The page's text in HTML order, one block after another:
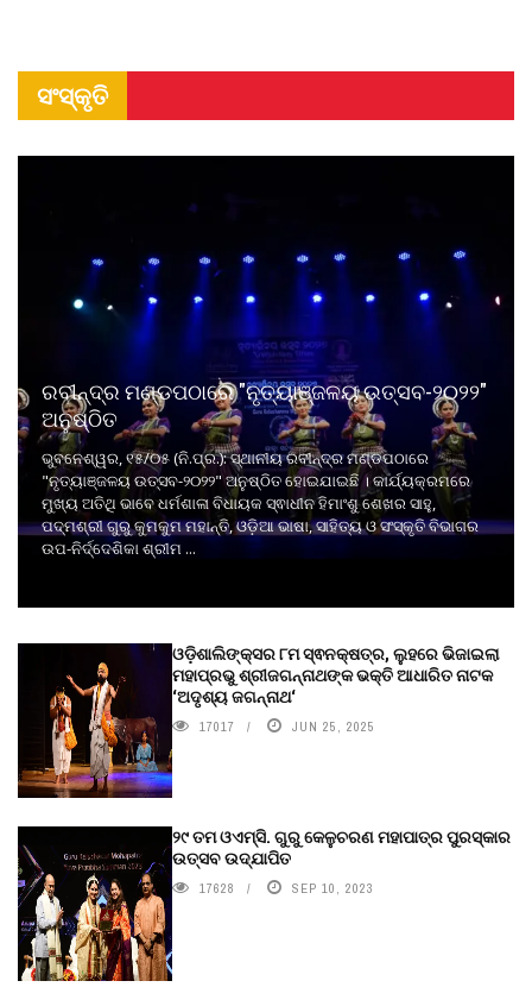
ସଂସ୍କୃତି
ରବୀନ୍ଦ୍ର ମଣ୍ଡପଠାରେ "ନୃତ୍ୟାଞ୍ଜଳୟ ଉତ୍ସବ-୨୦୨୨"
ଅନୁଷ୍ଠିତ
ଭୁବନେଶ୍ୱର, ୧୫/୦୫ (ନି.ପ୍ର.): ସ୍ଥାନୀୟ ରବୀନ୍ଦ୍ର ମଣ୍ଡପଠାରେ
"ନୃତ୍ୟାଞ୍ଜଳୟ ଉତ୍ସବ-୨୦୨୨" ଅନୁଷ୍ଠିତ ହୋଇଯାଇଛି । କାର୍ଯ୍ୟକ୍ରମରେ
ମୁଖ୍ୟ ଅତିଥି ଭାବେ ଧର୍ମଶାଳା ବିଧାୟକ ସ୍ଵାଧୀନ ହିମାଂଶୁ ଶେଖର ସାହୁ,
ପଦ୍ମଶ୍ରୀ ଗୁରୁ କୁମକୁମ ମହାନ୍ତି, ଓଡ଼ିଆ ଭାଷା, ସାହିତ୍ୟ ଓ ସଂସ୍କୃତି ବିଭାଗର
ଉପ-ନିର୍ଦ୍ଦେଶିକା ଶ୍ରୀମ ...
ଓଡ଼ିଶାଲିଙ୍କ୍ସର ୮ମ ସ୍ଵନକ୍ଷତ୍ର, ଲୁହରେ ଭିଜାଇଲା
ମହାପ୍ରଭୁ ଶ୍ରୀଜଗନ୍ନାଥଙ୍କ ଭକ୍ତି ଆଧାରିତ ନାଟକ
‘ଅଦୃଶ୍ୟ ଜଗନ୍ନାଥ‘
17017 JUN 25, 2025
୨୯ ତମ ଓଏମ୍‌ସି. ଗୁରୁ କେଳୁଚରଣ ମହାପାତ୍ର ପୁରସ୍କାର
ଉତ୍ସବ ଉଦ୍‍ଯାପିତ
17628 SEP 10, 2023